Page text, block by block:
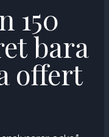
150
bara
offert